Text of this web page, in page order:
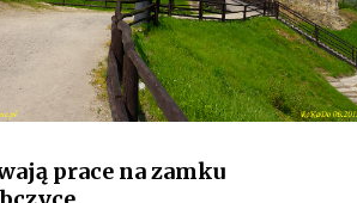
prace na zamku